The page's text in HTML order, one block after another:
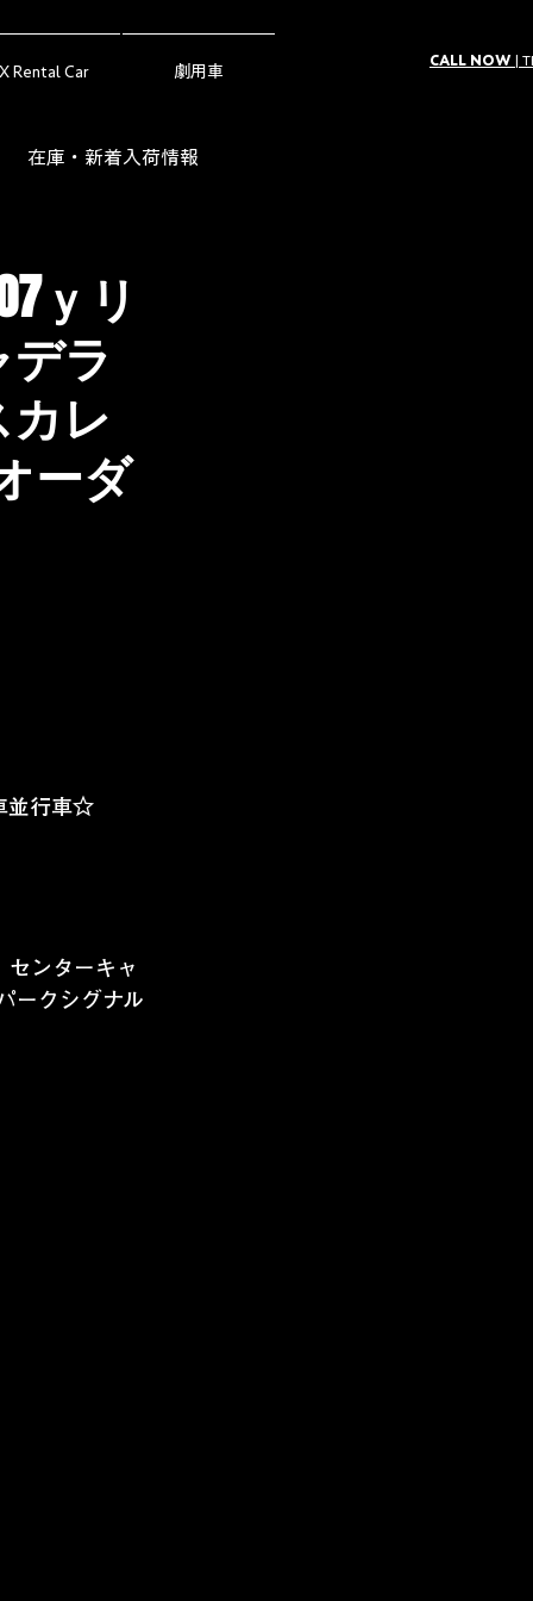
X Rental Car 劇用車
CALL NOW |
在庫・新着入荷情報
ｙリ
ラ
レ
ダ
並行車☆
センターキャ
ークシグナル